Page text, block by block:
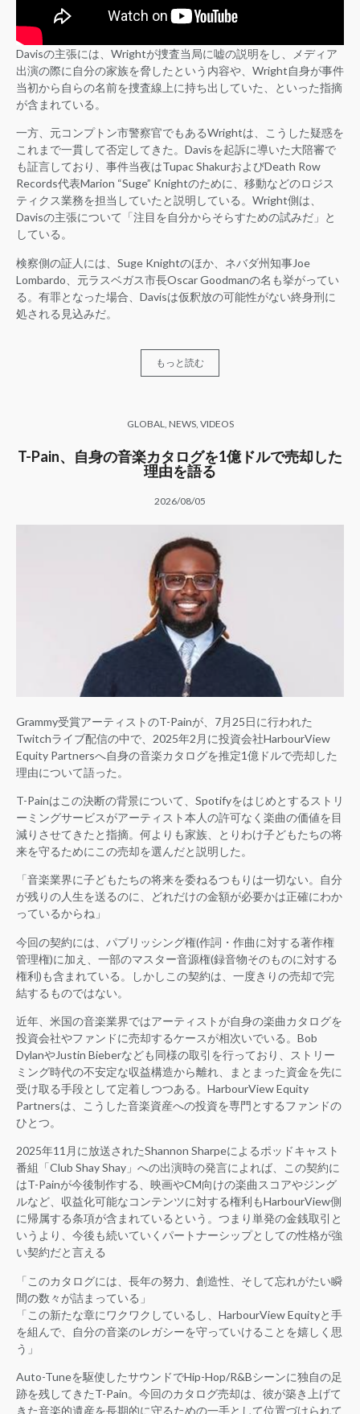
Davisの主張には、Wrightが捜査当局に嘘の説明をし、メディア
出演の際に自分の家族を脅したという内容や、Wright自身が事件
当初から自らの名前を捜査線上に持ち出していた、といった指摘
が含まれている。
一方、元コンプトン市警察官でもあるWrightは、こうした疑惑を
これまで一貫して否定してきた。Davisを起訴に導いた大陪審で
も証言しており、事件当夜はTupac ShakurおよびDeath Row
Records代表Marion “Suge” Knightのために、移動などのロジス
ティクス業務を担当していたと説明している。Wright側は、
Davisの主張について「注目を自分からそらすための試みだ」と
している。
検察側の証人には、Suge Knightのほか、ネバダ州知事Joe
Lombardo、元ラスベガス市長Oscar Goodmanの名も挙がってい
る。有罪となった場合、Davisは仮釈放の可能性がない終身刑に
処される見込みだ。
もっと読む
GLOBAL NEWS, VIDEOS
T-Pain、自身の音楽カタログを1億ドルで売却した
理由を語る
2026/08/05
Grammy受賞アーティストのT-Painが、7月25日に行われた
Twitchライブ配信の中で、2025年2月に投資会社HarbourView
Equity Partnersへ自身の音楽カタログを推定1億ドルで売却した
理由について語った。
T-Painはこの決断の背景について、Spotifyをはじめとするストリ
ーミングサービスがアーティスト本人の許可なく楽曲の価値を目
減りさせてきたと指摘。何よりも家族、とりわけ子どもたちの将
来を守るためにこの売却を選んだと説明した。
「音楽業界に子どもたちの将来を委ねるつもりは一切ない。自分
が残りの人生を送るのに、どれだけの金額が必要かは正確にわか
っているからね」
今回の契約には、パブリッシング権(作詞・作曲に対する著作権
管理権)に加え、一部のマスター音源権(録音物そのものに対する
権利)も含まれている。しかしこの契約は、一度きりの売却で完
結するものではない。
近年、米国の音楽業界ではアーティストが自身の楽曲カタログを
投資会社やファンドに売却するケースが相次いでいる。Bob
DylanやJustin Bieberなども同様の取引を行っており、ストリー
ミング時代の不安定な収益構造から離れ、まとまった資金を先に
受け取る手段として定着しつつある。HarbourView Equity
Partnersは、こうした音楽資産への投資を専門とするファンドの
ひとつ。
2025年11月に放送されたShannon Sharpeによるポッドキャスト
番組「Club Shay Shay」への出演時の発言によれば、この契約に
はT-Painが今後制作する、映画やCM向けの楽曲スコアやジング
ルなど、収益化可能なコンテンツに対する権利もHarbourView側
に帰属する条項が含まれているという。つまり単発の金銭取引と
いうより、今後も続いていくパートナーシップとしての性格が強
い契約だと言える
「このカタログには、長年の努力、創造性、そして忘れがたい瞬
間の数々が詰まっている」
「この新たな章にワクワクしているし、HarbourView Equityと手
を組んで、自分の音楽のレガシーを守っていけることを嬉しく思
う」
Auto-Tuneを駆使したサウンドでHip-Hop/R&Bシーンに独自の足
跡を残してきたT-Pain。今回のカタログ売却は、彼が築き上げて
きた音楽的遺産を長期的に守るための一手として位置づけられて